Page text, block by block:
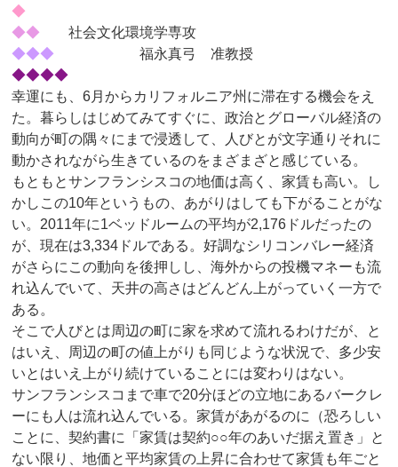
◆
◆◆ 社会文化環境学専攻
◆◆◆ 福永真弓 准教授
◆◆◆◆
幸運にも、6月からカリフォルニア州に滞在する機会をえ
た。暮らしはじめてみてすぐに、政治とグローバル経済の
動向が町の隅々にまで浸透して、人びとが文字通りそれに
動かされながら生きているのをまざまざと感じている。
もともとサンフランシスコの地価は高く、家賃も高い。し
かしこの10年というもの、あがりはしても下がることがな
い。2011年に1ベッドルームの平均が2,176ドルだったの
が、現在は3,334ドルである。好調なシリコンバレー経済
がさらにこの動向を後押しし、海外からの投機マネーも流
れ込んでいて、天井の高さはどんどん上がっていく一方で
ある。
そこで人びとは周辺の町に家を求めて流れるわけだが、と
はいえ、周辺の町の値上がりも同じような状況で、多少安
いとはいえ上がり続けていることには変わりはない。
サンフランシスコまで車で20分ほどの立地にあるバークレ
ーにも人は流れ込んでいる。家賃があがるのに（恐ろしい
ことに、契約書に「家賃は契約○○年のあいだ据え置き」と
ない限り、地価と平均家賃の上昇に合わせて家賃も年ごと